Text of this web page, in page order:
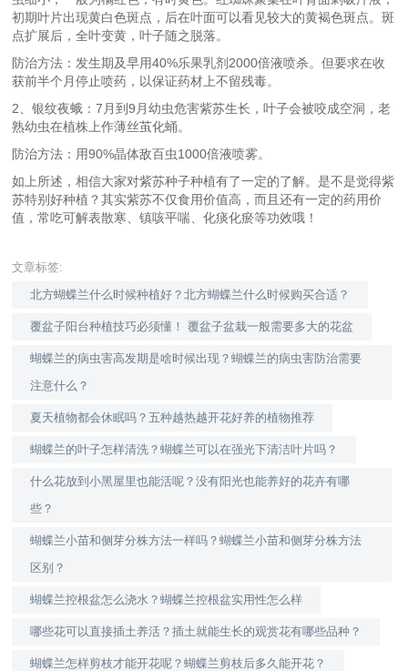
初期叶片出现黄白色斑点，后在叶面可以看见较大的黄褐色斑点。斑
点扩展后，全叶变黄，叶子随之脱落。
防治方法：发生期及早用40%乐果乳剂2000倍液喷杀。但要求在收
获前半个月停止喷药，以保证药材上不留残毒。
2、银纹夜蛾：7月到9月幼虫危害紫苏生长，叶子会被咬成空洞，老
熟幼虫在植株上作薄丝茧化蛹。
防治方法：用90%晶体敌百虫1000倍液喷雾。
如上所述，相信大家对紫苏种子种植有了一定的了解。是不是觉得紫
苏特别好种植？其实紫苏不仅食用价值高，而且还有一定的药用价
值，常吃可解表散寒、镇咳平喘、化痰化瘀等功效哦！
文章标签:
北方蝴蝶兰什么时候种植好？北方蝴蝶兰什么时候购买合适？
覆盆子阳台种植技巧必须懂！ 覆盆子盆栽一般需要多大的花盆
蝴蝶兰的病虫害高发期是啥时候出现？蝴蝶兰的病虫害防治需要
注意什么？
夏天植物都会休眠吗？五种越热越开花好养的植物推荐
蝴蝶兰的叶子怎样清洗？蝴蝶兰可以在强光下清洁叶片吗？
什么花放到小黑屋里也能活呢？没有阳光也能养好的花卉有哪
些？
蝴蝶兰小苗和侧芽分株方法一样吗？蝴蝶兰小苗和侧芽分株方法
区别？
蝴蝶兰控根盆怎么浇水？蝴蝶兰控根盆实用性怎么样
哪些花可以直接插土养活？插土就能生长的观赏花有哪些品种？
蝴蝶兰怎样剪枝才能开花呢？蝴蝶兰剪枝后多久能开花？